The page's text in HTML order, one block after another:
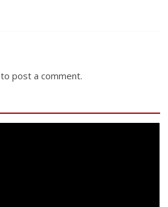
to post a comment.